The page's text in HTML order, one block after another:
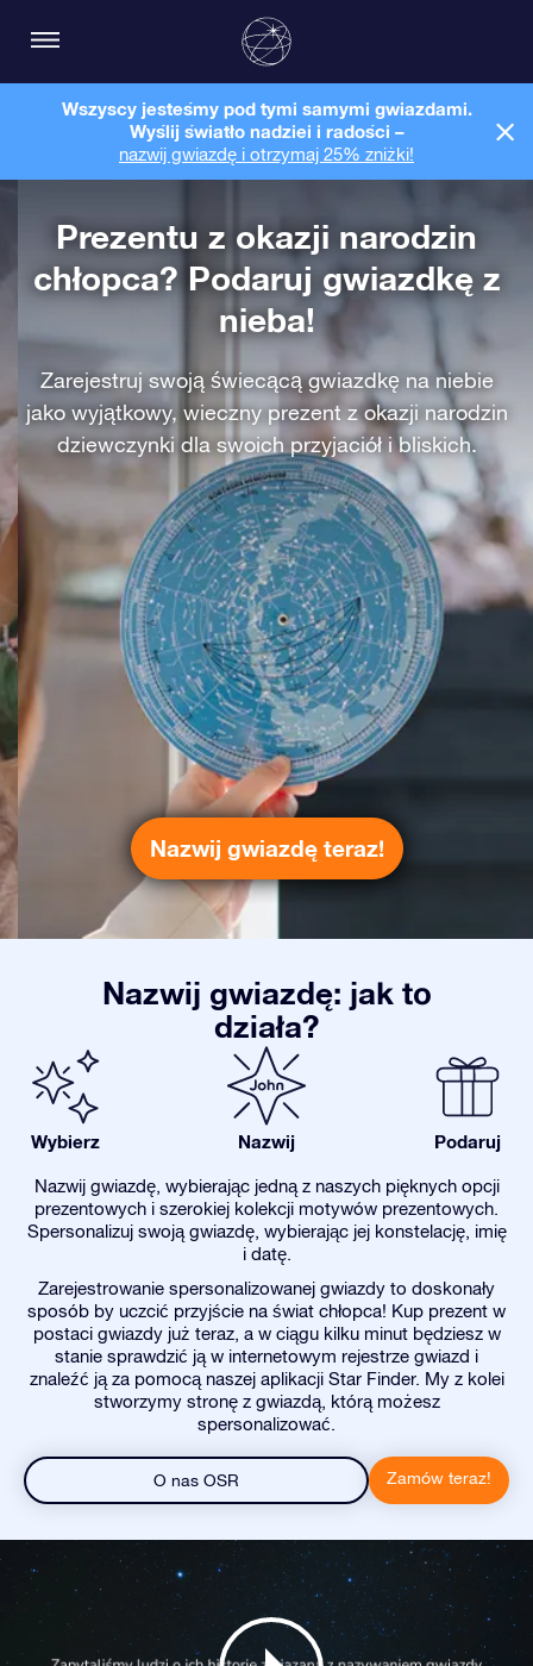
Wszyscy jesteśmy pod tymi samymi gwiazdami.
Wyślij światło nadziei i radości –
nazwij gwiazdę i otrzymaj 25% zniżki!
Prezentu z okazji narodzin
chłopca? Podaruj gwiazdkę z
nieba!
Zarejestruj swoją świecącą gwiazdkę na niebie
jako wyjątkowy, wieczny prezent z okazji narodzin
dziewczynki dla swoich przyjaciół i bliskich.
Nazwij gwiazdę teraz!
Nazwij gwiazdę: jak to
działa?
Wybierz Nazwij Podaruj
Nazwij gwiazdę, wybierając jedną z naszych pięknych opcji
prezentowych i szerokiej kolekcji motywów prezentowych.
Spersonalizuj swoją gwiazdę, wybierając jej konstelację, imię
i datę.
Zarejestrowanie spersonalizowanej gwiazdy to doskonały
sposób by uczcić przyjście na świat chłopca! Kup prezent w
postaci gwiazdy już teraz, a w ciągu kilku minut będziesz w
stanie sprawdzić ją w internetowym rejestrze gwiazd i
znaleźć ją za pomocą naszej aplikacji Star Finder. My z kolei
stworzymy stronę z gwiazdą, którą możesz
spersonalizować.
O nas OSR Zamów teraz!